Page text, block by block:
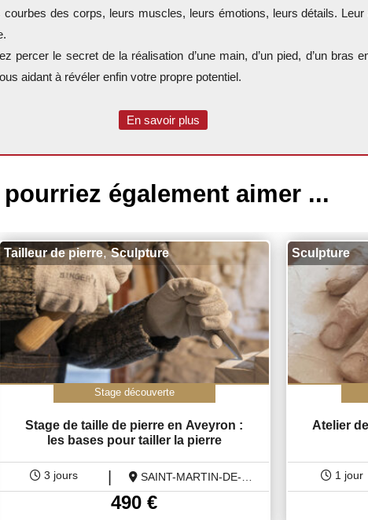
courbes des corps, leurs muscles, leurs émotions, leurs détails.
percer le secret de la réalisation d’une main, d’un pied, d’un bras
aidant à révéler enfin votre propre potentiel.
En savoir plus
également aimer ...
Tailleur de pierre,Sculpture
Stage découverte
Stage de taille de pierre en Aveyron :
les bases pour tailler la pierre
3 jours
SAINT-MARTIN-DE-
LENNE
490€
Sculpture
Atelier
1 jour